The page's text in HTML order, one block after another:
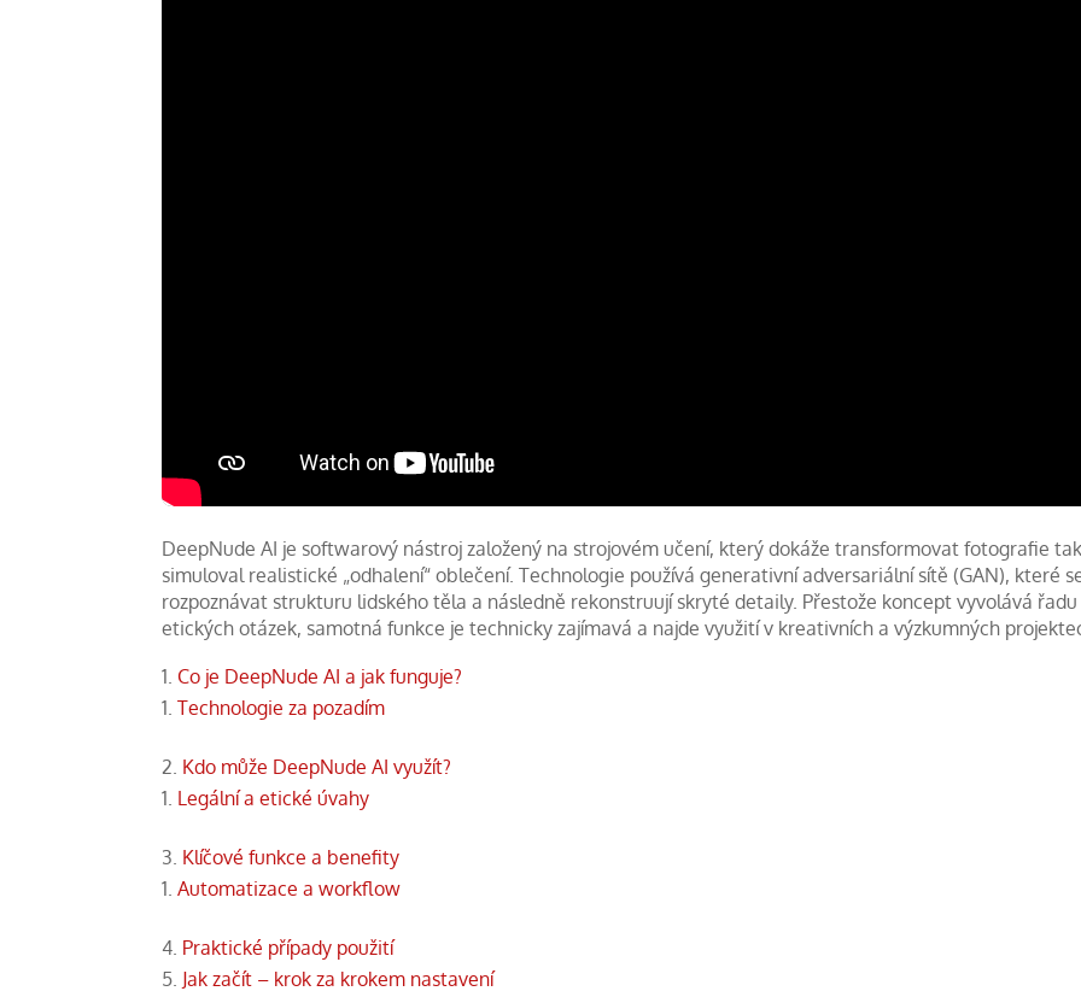
DeepNude AI je softwarový nástroj založený na strojovém učení, který dokáže transformovat fotografie
simuloval realistické „odhalení“ oblečení. Technologie používá generativní adversariální sítě (GAN), které
rozpoznávat strukturu lidského těla a následně rekonstruují skryté detaily. Přestože koncept vyvolává řadu
etických otázek, samotná funkce je technicky zajímavá a najde využití v kreativních a výzkumných
Co je DeepNude AI a jak funguje?
Technologie za pozadím
Kdo může DeepNude AI využít?
Legální a etické úvahy
Klíčové funkce a benefity
Automatizace a workflow
Praktické případy použití
Jak začít – krok za krokem nastavení